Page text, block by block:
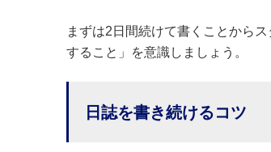
まずは2日間続けて書くことから
すること」を意識しましょう。
日誌を書き続けるコツ